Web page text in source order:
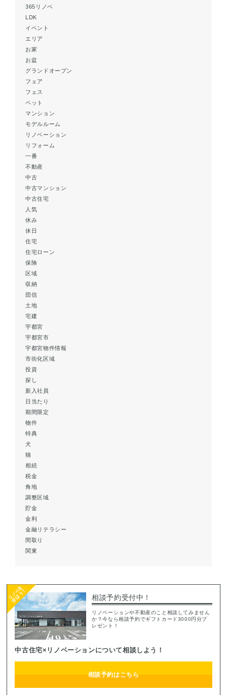
365リノベ
LDK
イベント
エリア
お家
お盆
グランドオープン
フェア
フェス
ペット
マンション
モデルルーム
リノベーション
リフォーム
一番
不動産
中古
中古マンション
中古住宅
人気
休み
休日
住宅
住宅ローン
保険
区域
収納
団信
土地
宅建
宇都宮
宇都宮市
宇都宮物件情報
市街化区域
投資
探し
新入社員
日当たり
期間限定
物件
特典
犬
猫
相続
税金
角地
調整区域
貯金
金利
金融リテラシー
間取り
関東
相談予約受付中！
リノベーションや不動産のこと相談してみません
か？今なら相談予約でギフトカード3000円分プ
レゼント！
中古住宅×リノベーションについて相談しよう！
相談予約はこちら